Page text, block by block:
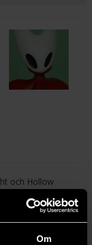
Om
och Hollow